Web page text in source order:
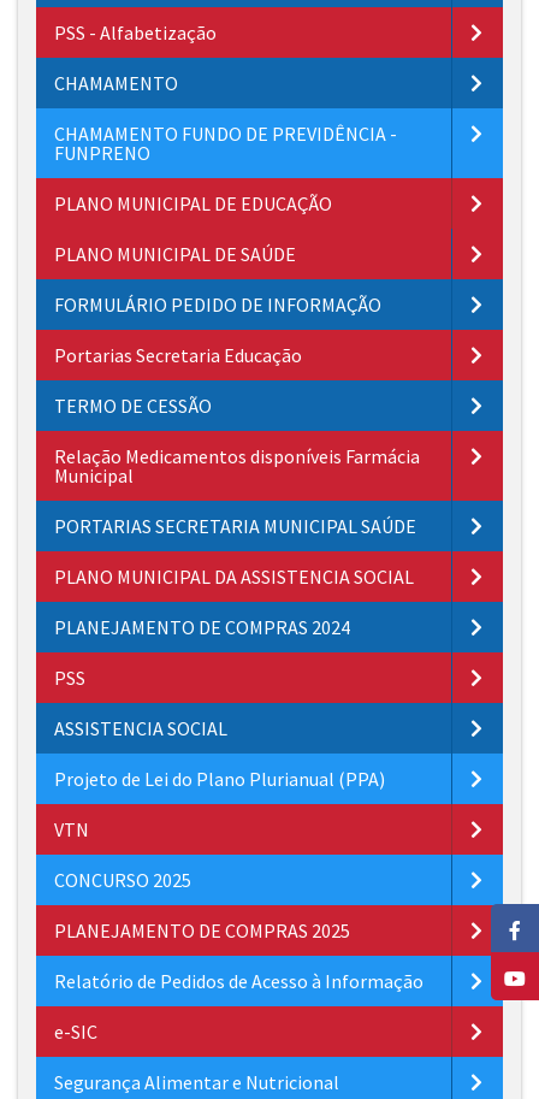
PSS - Alfabetização
CHAMAMENTO
CHAMAMENTO FUNDO DE PREVIDÊNCIA -
FUNPRENO
PLANO MUNICIPAL DE EDUCAÇÃO
PLANO MUNICIPAL DE SAÚDE
FORMULÁRIO PEDIDO DE INFORMAÇÃO
Portarias Secretaria Educação
TERMO DE CESSÃO
Relação Medicamentos disponíveis Farmácia
Municipal
PORTARIAS SECRETARIA MUNICIPAL SAÚDE
PLANO MUNICIPAL DA ASSISTENCIA SOCIAL
PLANEJAMENTO DE COMPRAS 2024
PSS
ASSISTENCIA SOCIAL
Projeto de Lei do Plano Plurianual (PPA)
VTN
CONCURSO 2025
PLANEJAMENTO DE COMPRAS 2025
Relatório de Pedidos de Acesso à Informação
e-SIC
Segurança Alimentar e Nutricional